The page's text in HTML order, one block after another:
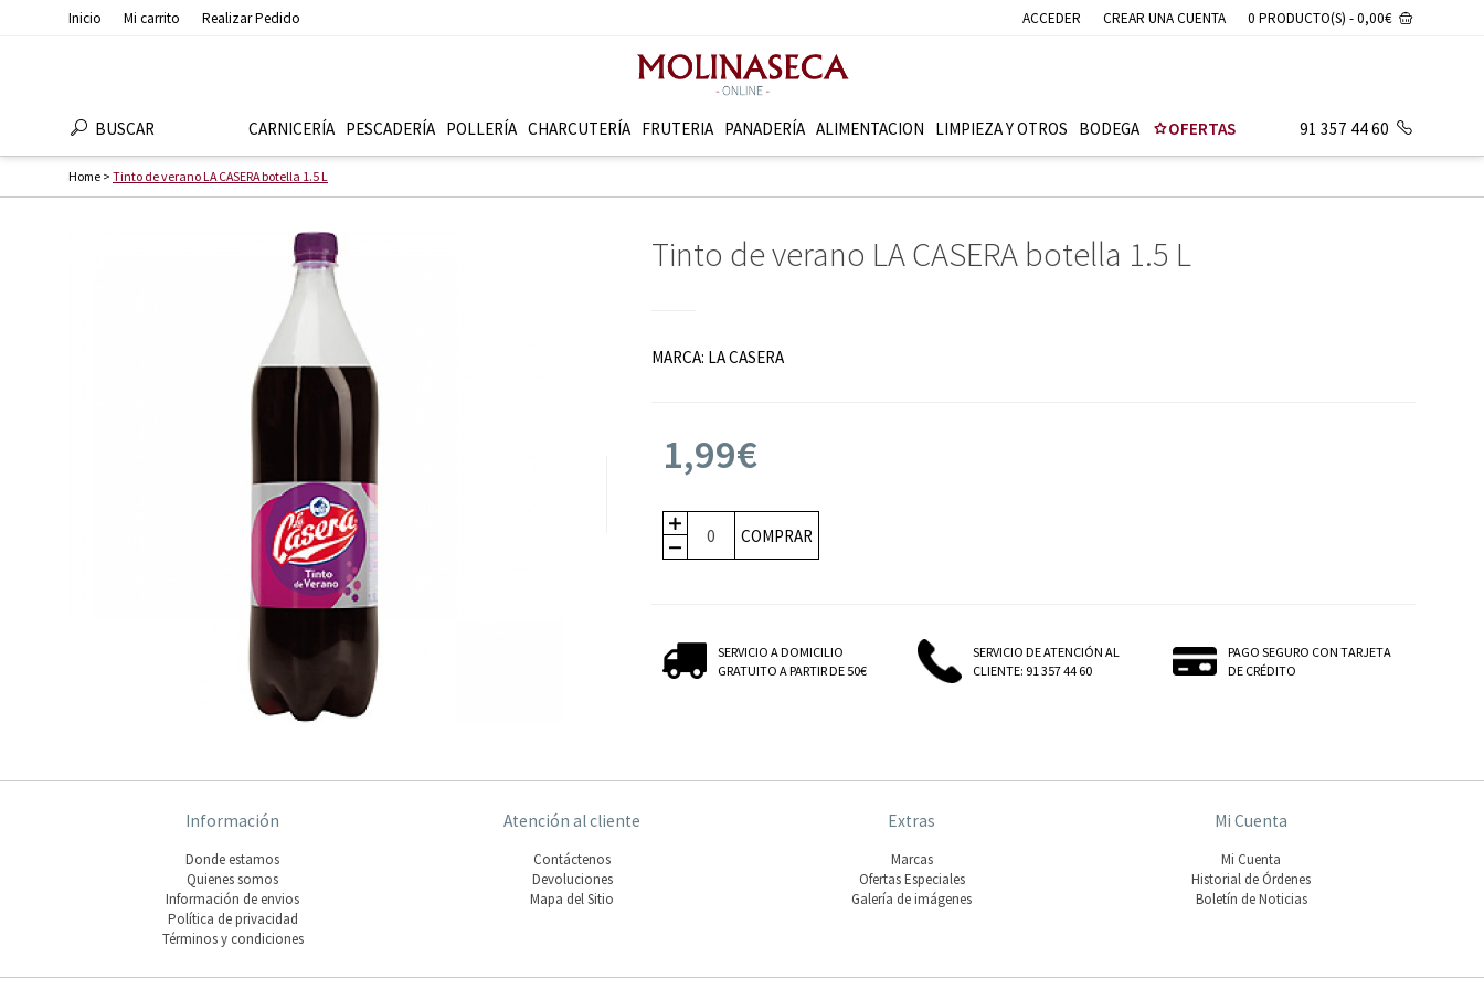
Inicio Mi carrito Realizar Pedido ACCEDER CREAR UNA CUENTA 0 PRODUCTO(S) - 0,00€
BUSCAR CARNICERÍA PESCADERÍ­A POLLERÍA CHARCUTERÍ­A FRUTERI­A PANADERÍ­A ALIMENTACION LIMPIEZA Y OTROS BODEGA OFERTAS 91 357 44 60
Home > Tinto de verano LA CASERA botella 1.5 L
Tinto de verano LA CASERA botella 1.5 L
MARCA: LA CASERA
1,99€
COMPRAR
SERVICIO A DOMICILIO
GRATUITO A PARTIR DE 50€
SERVICIO DE ATENCIÓN AL
CLIENTE: 91 357 44 60
PAGO SEGURO CON TARJETA
DE CRÉDITO
Información
Donde estamos
Quienes somos
Información de envios
Polí­tica de privacidad
Términos y condiciones
Atención al cliente
Contáctenos
Devoluciones
Mapa del Sitio
Extras
Marcas
Ofertas Especiales
Galería de imágenes
Mi Cuenta
Mi Cuenta
Historial de Órdenes
Boletín de Noticias